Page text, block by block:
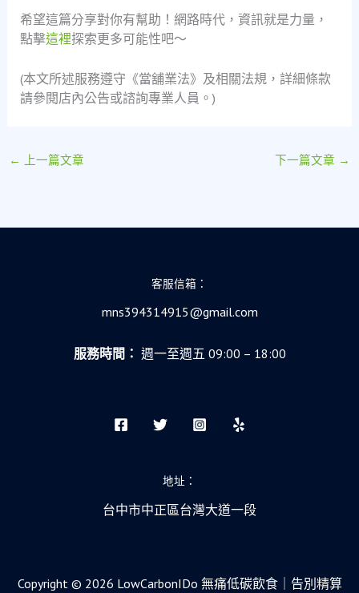
希望這篇分享對你有幫助！網路時代，資訊就是力量，
點擊這裡探索更多可能性吧～
(本文所述服務遵守《當舖業法》及相關法規，詳細條款
請參閱店內公告或諮詢專業人員。)
← 上一篇文章 下一篇文章 →
客服信箱：
mns394314915@gmail.com
服務時間： 週一至週五 09:00 – 18:00
地址：
台中市中正區台灣大道一段
Copyright © 2026 LowCarbonIDo 無痛低碳飲食｜告別精算